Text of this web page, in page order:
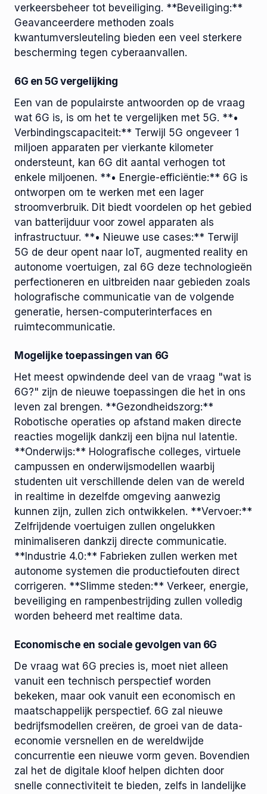
verkeersbeheer tot beveiliging. **Beveiliging:**
Geavanceerdere methoden zoals
kwantumversleuteling bieden een veel sterkere
bescherming tegen cyberaanvallen.
6G en 5G vergelijking
Een van de populairste antwoorden op de vraag
wat 6G is, is om het te vergelijken met 5G. **•
Verbindingscapaciteit:** Terwijl 5G ongeveer 1
miljoen apparaten per vierkante kilometer
ondersteunt, kan 6G dit aantal verhogen tot
enkele miljoenen. **• Energie-efficiëntie:** 6G is
ontworpen om te werken met een lager
stroomverbruik. Dit biedt voordelen op het gebied
van batterijduur voor zowel apparaten als
infrastructuur. **• Nieuwe use cases:** Terwijl
5G de deur opent naar IoT, augmented reality en
autonome voertuigen, zal 6G deze technologieën
perfectioneren en uitbreiden naar gebieden zoals
holografische communicatie van de volgende
generatie, hersen-computerinterfaces en
ruimtecommunicatie.
Mogelijke toepassingen van 6G
Het meest opwindende deel van de vraag "wat is
6G?" zijn de nieuwe toepassingen die het in ons
leven zal brengen. **Gezondheidszorg:**
Robotische operaties op afstand maken directe
reacties mogelijk dankzij een bijna nul latentie.
**Onderwijs:** Holografische colleges, virtuele
campussen en onderwijsmodellen waarbij
studenten uit verschillende delen van de wereld
in realtime in dezelfde omgeving aanwezig
kunnen zijn, zullen zich ontwikkelen. **Vervoer:**
Zelfrijdende voertuigen zullen ongelukken
minimaliseren dankzij directe communicatie.
**Industrie 4.0:** Fabrieken zullen werken met
autonome systemen die productiefouten direct
corrigeren. **Slimme steden:** Verkeer, energie,
beveiliging en rampenbestrijding zullen volledig
worden beheerd met realtime data.
Economische en sociale gevolgen van 6G
De vraag wat 6G precies is, moet niet alleen
vanuit een technisch perspectief worden
bekeken, maar ook vanuit een economisch en
maatschappelijk perspectief. 6G zal nieuwe
bedrijfsmodellen creëren, de groei van de data-
economie versnellen en de wereldwijde
concurrentie een nieuwe vorm geven. Bovendien
zal het de digitale kloof helpen dichten door
snelle connectiviteit te bieden, zelfs in landelijke